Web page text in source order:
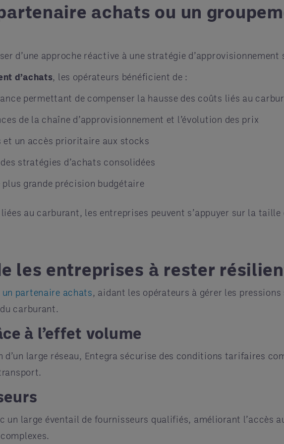
achats ou un
d’une approche réactive à une stratégie
d’achats, les opérateurs bénéficient de :
permettant de compenser la hausse des coûts liés au
de la chaîne d’approvisionnement et l’évolution des prix
et un accès prioritaire aux stocks
stratégies d’achats consolidées
grande précision budgétaire
au carburant, les entreprises peuvent s’appuyer sur la taille
les entreprises à rester
un partenaire achats, aidant les opérateurs à gérer les
carburant.
à l’effet volume
d’un large réseau, Entegra sécurise des conditions tarifaires
un large éventail de fournisseurs qualifiés, améliorant l’accès